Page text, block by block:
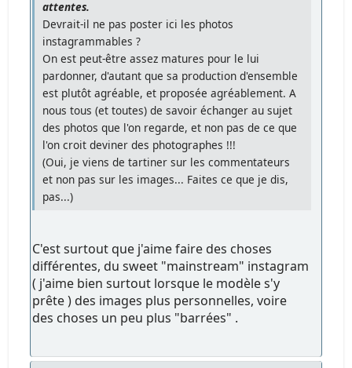
attentes.
Devrait-il ne pas poster ici les photos
instagrammables ?
On est peut-être assez matures pour le lui
pardonner, d'autant que sa production d'ensemble
est plutôt agréable, et proposée agréablement. A
nous tous (et toutes) de savoir échanger au sujet
des photos que l'on regarde, et non pas de ce que
l'on croit deviner des photographes !!!
(Oui, je viens de tartiner sur les commentateurs
et non pas sur les images... Faites ce que je dis,
pas...)
C'est surtout que j'aime faire des choses
différentes, du sweet "mainstream" instagram
( j'aime bien surtout lorsque le modèle s'y
prête ) des images plus personnelles, voire
des choses un peu plus "barrées" .